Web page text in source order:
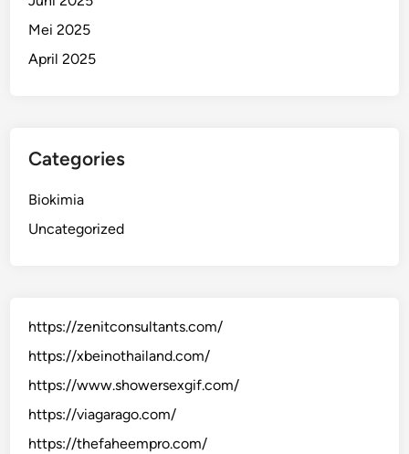
Mei 2025
April 2025
Categories
Biokimia
Uncategorized
https://zenitconsultants.com/
https://xbeinothailand.com/
https://www.showersexgif.com/
https://viagarago.com/
https://thefaheempro.com/